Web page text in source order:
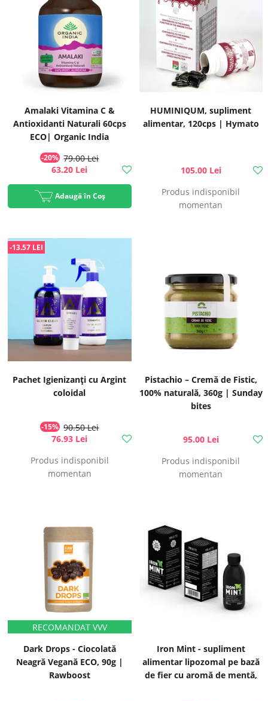
Amalaki Vitamina C &
Antioxidanti Naturali 60cps
ECO| Organic India
-20% 79.00 Lei
63.20 Lei
Adaugă în Coș
HUMINIQUM, supliment
alimentar, 120cps | Hymato
105.00 Lei
Produs indisponibil
momentan
Pachet Igienizanți cu Argint
coloidal
-15% 90.50 Lei
-13.57 LEI
76.93 Lei
Produs indisponibil
momentan
Pistachio – Cremă de Fistic,
100% naturală, 360g | Sunday
bites
95.00 Lei
Produs indisponibil
momentan
Dark Drops - Ciocolată
Neagră Vegană ECO, 90g |
Rawboost
Iron Mint - supliment
alimentar lipozomal pe bază
de fier cu aromă de mentă,